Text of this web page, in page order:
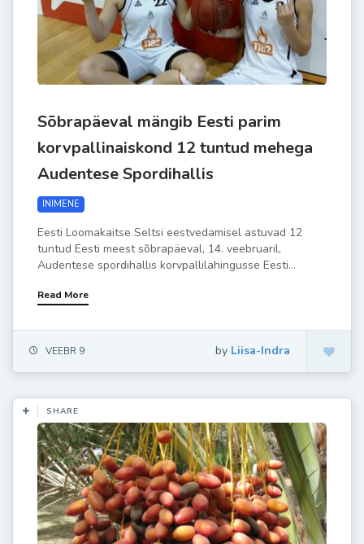
Sõbrapäeval mängib Eesti parim
korvpallinaiskond 12 tuntud mehega
Audentese Spordihallis
INIMENE
Eesti Loomakaitse Seltsi eestvedamisel astuvad 12
tuntud Eesti meest sõbrapäeval, 14. veebruaril,
Audentese spordihallis korvpallilahingusse Eesti...
Read More
VEEBR 9 by Liisa-Indra
SHARE